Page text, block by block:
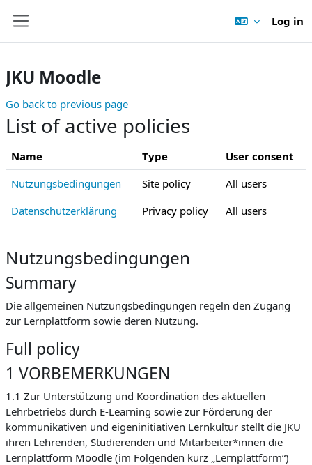
Log in
JKU Moodle
Go back to previous page
List of active policies
Name Type
User consent
Nutzungsbedingungen
Site policy
All users
Datenschutzerklärung
Privacy policy All users
Nutzungsbedingungen
Summary
Die allgemeinen Nutzungsbedingungen regeln den Zugang
zur Lernplattform sowie deren Nutzung.
Full policy
1 VORBEMERKUNGEN
1.1 Zur Unterstützung und Koordination des aktuellen
Lehrbetriebs durch E-Learning sowie zur Förderung der
kommunikativen und eigeninitiativen Lernkultur stellt die JKU
ihren Lehrenden, Studierenden und Mitarbeiter*innen die
Lernplattform Moodle (im Folgenden kurz „Lernplattform“)